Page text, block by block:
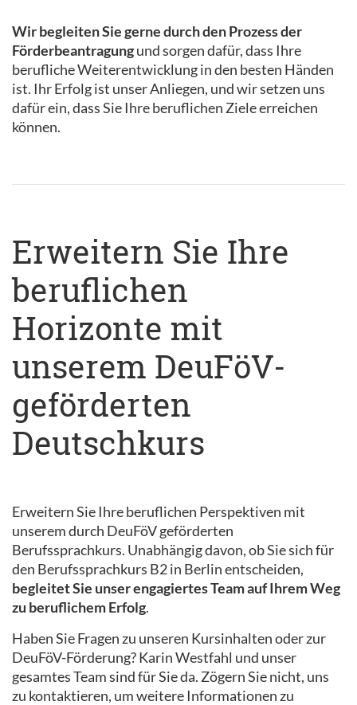
Wir begleiten Sie gerne durch den Prozess der
Förderbeantragungund sorgen dafür, dass Ihre
berufliche Weiterentwicklung in den besten Händen
ist. Ihr Erfolg ist unser Anliegen, und wir setzen uns
dafür ein, dass Sie Ihre beruflichen Ziele erreichen
können.
Erweitern Sie Ihre
beruflichen
Horizonte mit
unserem DeuFöV-
geförderten
Deutschkurs
Erweitern Sie Ihre beruflichen Perspektiven mit
unserem durch DeuFöV geförderten
Berufssprachkurs. Unabhängig davon, ob Sie sich für
den Berufssprachkurs B2 in Berlin entscheiden,
begleitet Sie unser engagiertes Team auf Ihrem Weg
zu beruflichem Erfolg.
Haben Sie Fragen zu unseren Kursinhalten oder zur
DeuFöV-Förderung? Karin Westfahl und unser
gesamtes Team sind für Sie da. Zögern Sie nicht, uns
zu kontaktieren, um weitere Informationen zu